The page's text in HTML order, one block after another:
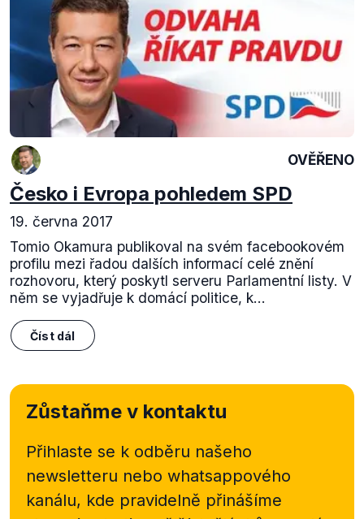
OVĚŘENO
Česko i Evropa pohledem SPD
19. června 2017
Tomio Okamura publikoval na svém facebookovém
profilu mezi řadou dalších informací celé znění
rozhovoru, který poskytl serveru Parlamentní listy. V
něm se vyjadřuje k domácí politice, k...
Číst dál
Zůstaňme v kontaktu
Přihlaste se k odběru našeho
newsletteru nebo whatsappového
kanálu, kde pravidelně přinášíme